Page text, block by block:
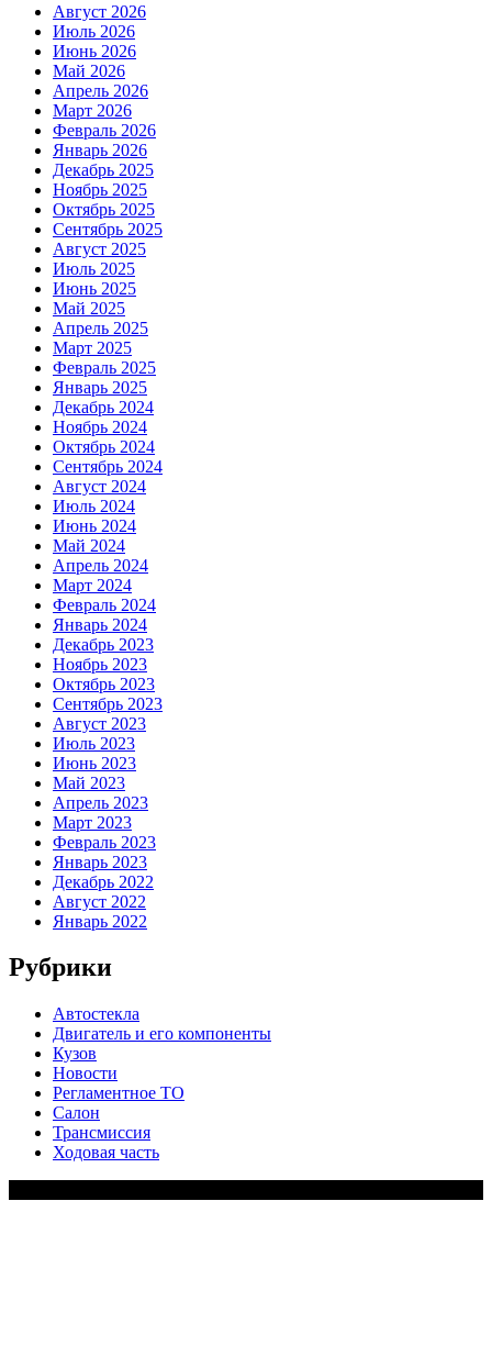
Август 2026
Июль 2026
Июнь 2026
Май 2026
Апрель 2026
Март 2026
Февраль 2026
Январь 2026
Декабрь 2025
Ноябрь 2025
Октябрь 2025
Сентябрь 2025
Август 2025
Июль 2025
Июнь 2025
Май 2025
Апрель 2025
Март 2025
Февраль 2025
Январь 2025
Декабрь 2024
Ноябрь 2024
Октябрь 2024
Сентябрь 2024
Август 2024
Июль 2024
Июнь 2024
Май 2024
Апрель 2024
Март 2024
Февраль 2024
Январь 2024
Декабрь 2023
Ноябрь 2023
Октябрь 2023
Сентябрь 2023
Август 2023
Июль 2023
Июнь 2023
Май 2023
Апрель 2023
Март 2023
Февраль 2023
Январь 2023
Декабрь 2022
Август 2022
Январь 2022
Рубрики
Автостекла
Двигатель и его компоненты
Кузов
Новости
Регламентное ТО
Салон
Трансмиссия
Ходовая часть